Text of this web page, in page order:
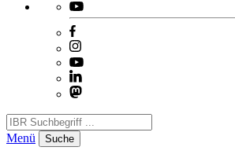
Menü Suche